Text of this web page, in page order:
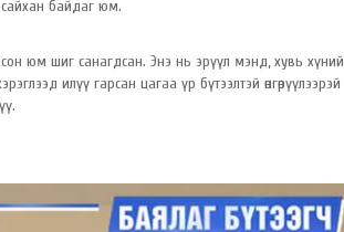
сайхан байдаг юм.
юм шиг санагдсан. Энэ нь эрүүл мэнд, хувь хүний
илүү гарсан цагаа үр бүтээлтэй өнгөрүүлээрэй